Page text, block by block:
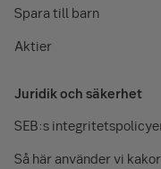
Spara till barn
Aktier
Juridik och säkerhet
SEB:s
Så här använder vi kakor